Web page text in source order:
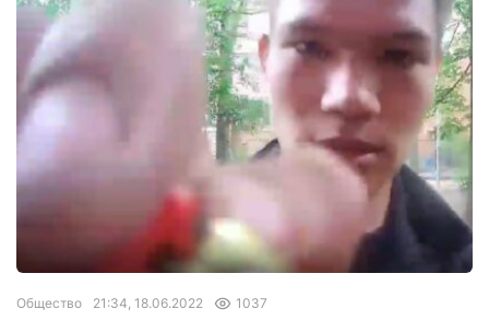
Общество 21:34, 18.06.2022 1037